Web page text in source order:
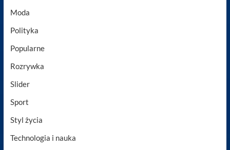
Moda
Polityka
Popularne
Rozrywka
Slider
Sport
Styl życia
Technologia i nauka